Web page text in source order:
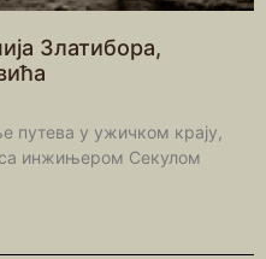
Златибора,
путева у ужичком крају,
са инжињером Секулом